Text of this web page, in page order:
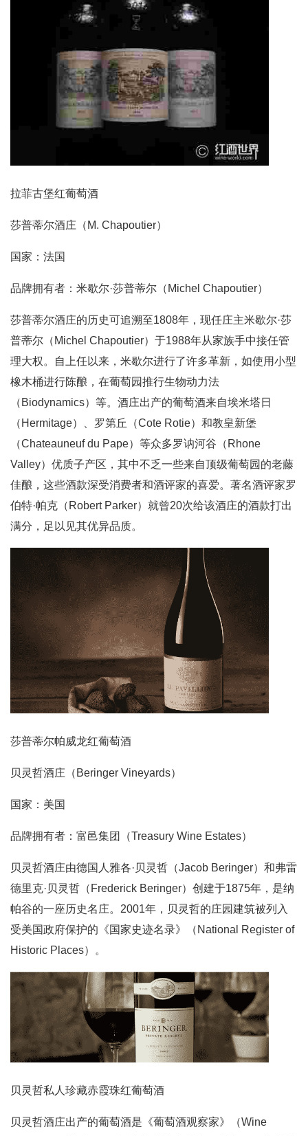
拉菲古堡红葡萄酒
莎普蒂尔酒庄（M. Chapoutier）
国家：法国
品牌拥有者：米歇尔·莎普蒂尔（Michel Chapoutier）
莎普蒂尔酒庄的历史可追溯至1808年，现任庄主米歇尔·莎
普蒂尔（Michel Chapoutier）于1988年从家族手中接任管
理大权。自上任以来，米歇尔进行了许多革新，如使用小型
橡木桶进行陈酿，在葡萄园推行生物动力法
（Biodynamics）等。酒庄出产的葡萄酒来自埃米塔日
（Hermitage）、罗第丘（Cote Rotie）和教皇新堡
（Chateauneuf du Pape）等众多罗讷河谷（Rhone
Valley）优质子产区，其中不乏一些来自顶级葡萄园的老藤
佳酿，这些酒款深受消费者和酒评家的喜爱。著名酒评家罗
伯特·帕克（Robert Parker）就曾20次给该酒庄的酒款打出
满分，足以见其优异品质。
莎普蒂尔帕威龙红葡萄酒
贝灵哲酒庄（Beringer Vineyards）
国家：美国
品牌拥有者：富邑集团（Treasury Wine Estates）
贝灵哲酒庄由德国人雅各·贝灵哲（Jacob Beringer）和弗雷
德里克·贝灵哲（Frederick Beringer）创建于1875年，是纳
帕谷的一座历史名庄。2001年，贝灵哲的庄园建筑被列入
受美国政府保护的《国家史迹名录》（National Register of
Historic Places）。
贝灵哲私人珍藏赤霞珠红葡萄酒
贝灵哲酒庄出产的葡萄酒是《葡萄酒观察家》（Wine